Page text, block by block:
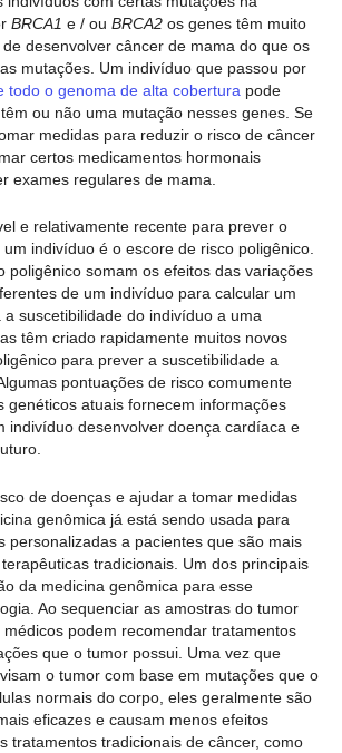
BRCA1 e / ou BRCA2 os genes têm muito
desenvolver câncer de mama do que os
mutações. Um indivíduo que passou por
todo o genoma de alta cobertura pode
ou não uma mutação nesses genes. Se
medidas para reduzir o risco de câncer
certos medicamentos hormonais
exames regulares de mama.
e relativamente recente para prever o
indivíduo é o escore de risco poligênico.
poligênico somam os efeitos das variações
de um indivíduo para calcular um
suscetibilidade do indivíduo a uma
têm criado rapidamente muitos novos
para prever a suscetibilidade a
pontuações de risco comumente
genéticos atuais fornecem informações
indivíduo desenvolver doença cardíaca e
de doenças e ajudar a tomar medidas
genômica já está sendo usada para
personalizadas a pacientes que são mais
tradicionais. Um dos principais
da medicina genômica para esse
Ao sequenciar as amostras do tumor
podem recomendar tratamentos
que o tumor possui. Uma vez que
o tumor com base em mutações que o
normais do corpo, eles geralmente são
eficazes e causam menos efeitos
tratamentos tradicionais de câncer, como